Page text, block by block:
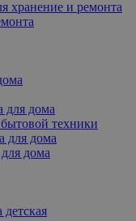
хранение и ремонта
для дома
техники
для дома
дома